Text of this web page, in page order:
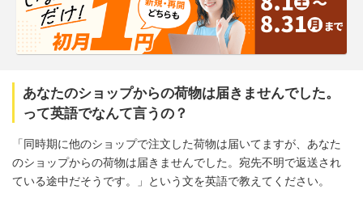
あなたのショップからの荷物は届きませんでした。
って英語でなんて言うの？
「同時期に他のショップで注文した荷物は届いてますが、あなた
のショップからの荷物は届きませんでした。宛先不明で返送され
ている途中だそうです。」という文を英語で教えてください。